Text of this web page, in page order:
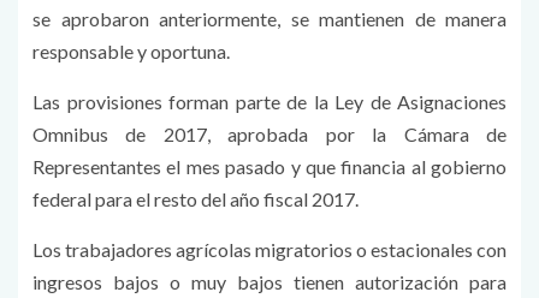
se aprobaron anteriormente, se mantienen de manera
responsable y oportuna.
Las provisiones forman parte de la Ley de Asignaciones
Omnibus de 2017, aprobada por la Cámara de
Representantes el mes pasado y que financia al gobierno
federal para el resto del año fiscal 2017.
Los trabajadores agrícolas migratorios o estacionales con
ingresos bajos o muy bajos tienen autorización para